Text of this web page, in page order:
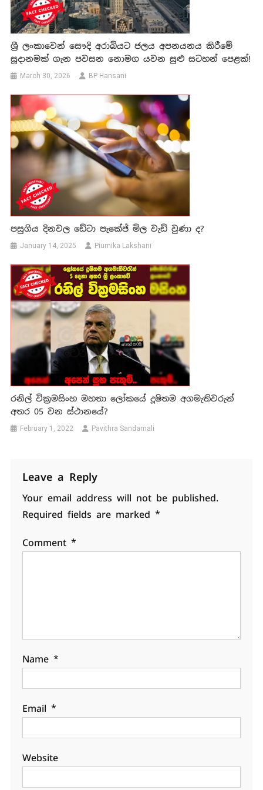
ශ්‍රී ලංකාවෙන් සෞදි අරාබියට ජලය අපනයනය කිරීමේ
සූදානමක් ගැන පවසන නොමග යවන සුළු සටහන් පෙළක්!
March 30, 2026 BP Hansani
පසුගිය දිනවල ඩේටා පැකේජ් මිල වැඩි වුණා ද?
January 14, 2025 Piumika Lakshani
රනිල් වික්‍රමසිංහ මහතා ලෝකයේ දූෂිතම අගමැතිවරුන්
අතර 05 වන ස්ථානයේ?
February 1, 2022 Pavithra Sandamali
Leave a Reply
Your email address will not be published.
Required fields are marked *
Comment *
Name *
Email *
Website